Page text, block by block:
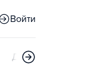
Войти
Дни открытых